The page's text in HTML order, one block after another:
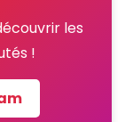
les
!